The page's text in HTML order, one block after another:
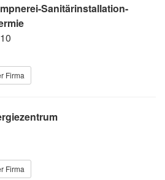
Sanitärinstallation-
Firma
Firma